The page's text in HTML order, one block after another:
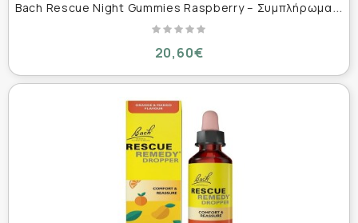
B
ach Rescue Night Gummies Raspberry – Συμπλήρωμα για Ύπνο & Χαλάρωση 60 Ζελεδάκια
20,60€